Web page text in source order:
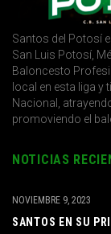
Santos del Potosí
San Luis Potosí,
Baloncesto
local en esta liga y
Nacional,
promoviendo el
NOTICIAS
SANTOS EN SU
NOVIEMBRE 9, 2023